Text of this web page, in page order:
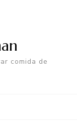
comida de